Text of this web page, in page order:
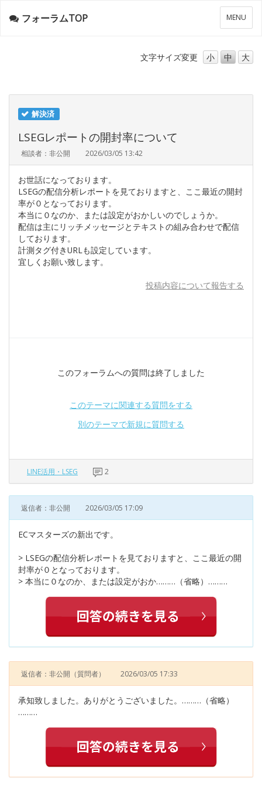
メ
ニ
ー
MENU
フォーラムTOP
文字サイズ変更 小 中 大
解決済
LSEGレポートの開封率について
相談者：非公開 2026/03/05 13:42
お世話になっております。
LSEGの配信分析レポートを見ておりますと、ここ最近の開封
率が０となっております。
本当に０なのか、または設定がおかしいのでしょうか。
配信は主にリッチメッセージとテキストの組み合わせで配信
しております。
計測タグ付きURLも設定しています。
宜しくお願い致します。
投稿内容について報告する
このフォーラムへの質問は終了しました
このテーマに関連する質問をする
別のテーマで新規に質問する
LINE活用・LSEG 2
返信者：非公開 2026/03/05 17:09
ECマスターズの新出です。
> LSEGの配信分析レポートを見ておりますと、ここ最近の開
封率が０となっております。
> 本当に０なのか、または設定がおか………（省略）………
返信者：非公開 （質問者） 2026/03/05 17:33
承知致しました。ありがとうございました。………（省略）
………